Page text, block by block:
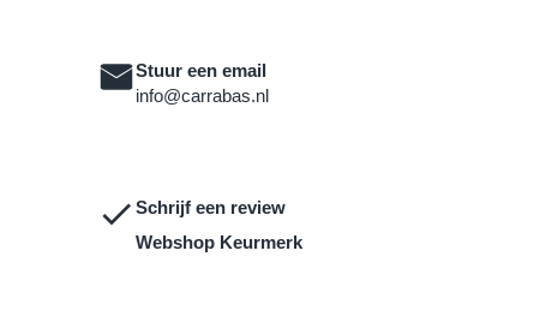
Stuur een email
info@carrabas.nl
Schrijf een review
Webshop Keurmerk